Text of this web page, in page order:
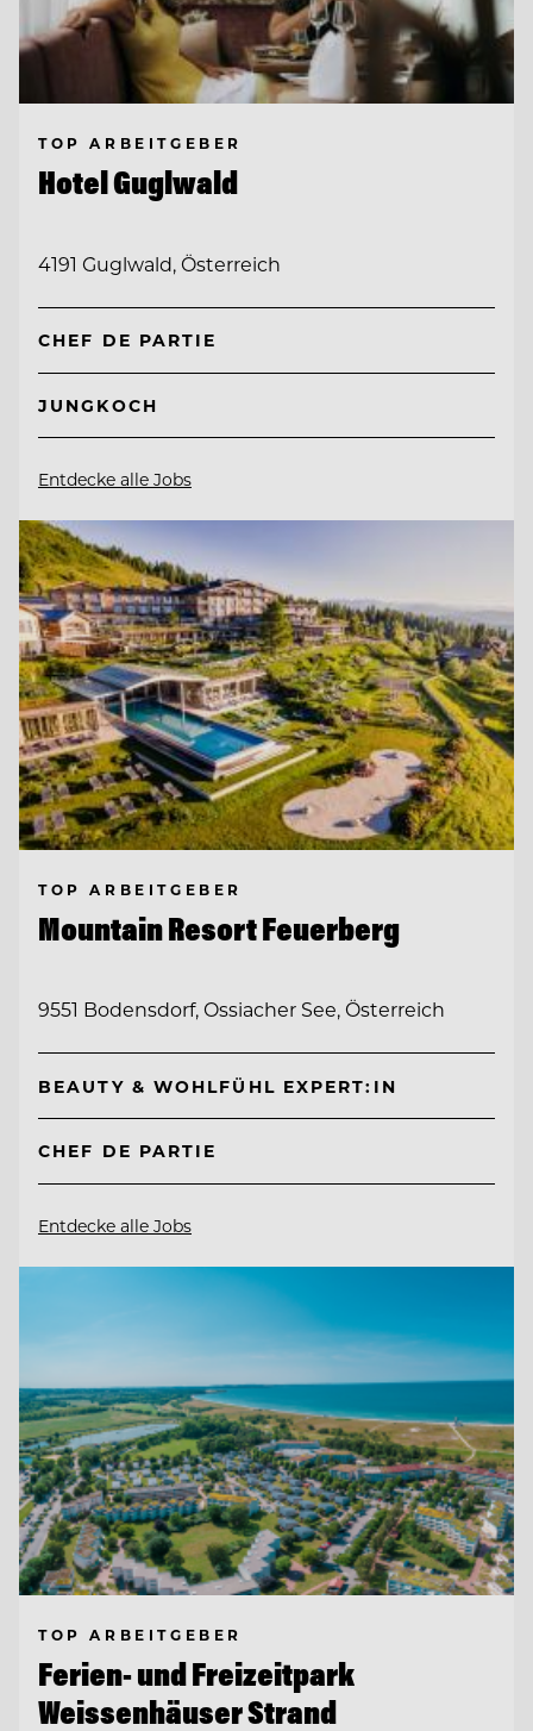
TOP ARBEITGEBER
Hotel Guglwald
4191 Guglwald, Österreich
CHEF DE PARTIE
JUNGKOCH
Entdecke alle Jobs
TOP ARBEITGEBER
Mountain Resort Feuerberg
9551 Bodensdorf, Ossiacher See, Österreich
BEAUTY & WOHLFÜHL EXPERT:IN
CHEF DE PARTIE
Entdecke alle Jobs
TOP ARBEITGEBER
Ferien- und Freizeitpark
Weissenhäuser Strand